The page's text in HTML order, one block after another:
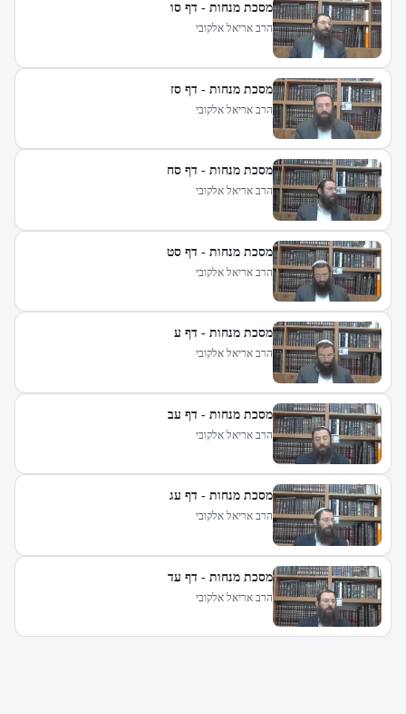
מסכת מנחות - דף סו
הרב אריאל אלקובי
מסכת מנחות - דף סז
הרב אריאל אלקובי
מסכת מנחות - דף סח
הרב אריאל אלקובי
מסכת מנחות - דף סט
הרב אריאל אלקובי
מסכת מנחות - דף ע
הרב אריאל אלקובי
מסכת מנחות - דף עב
הרב אריאל אלקובי
מסכת מנחות - דף עג
הרב אריאל אלקובי
מסכת מנחות - דף עד
הרב אריאל אלקובי